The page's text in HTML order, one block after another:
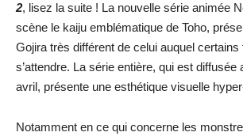
2, lisez la suite ! La nouvelle série animée
scène le kaiju emblématique de Toho,
Gojira très différent de celui auquel certains
s’attendre. La série entière, qui est diffusée
avril, présente une esthétique visuelle
Notamment en ce qui concerne les